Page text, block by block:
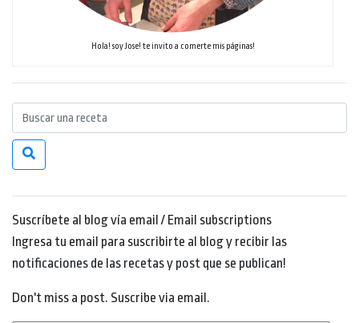
Hola! soy Jose! te invito a comerte mis páginas!
Suscríbete al blog vía email / Email subscriptions
Ingresa tu email para suscribirte al blog y recibir las
notificaciones de las recetas y post que se publican!
Don't miss a post. Suscribe via email.